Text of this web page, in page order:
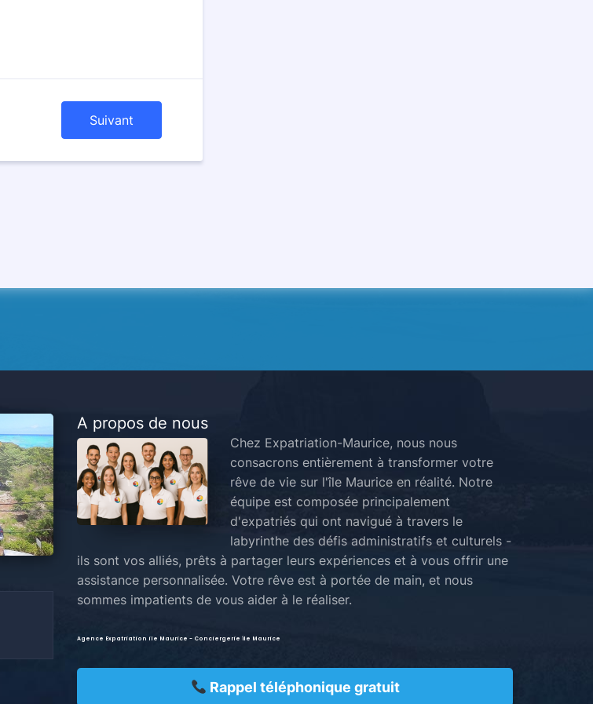
Suivant
A propos de nous
Chez Expatriation-Maurice, nous nous
consacrons entièrement à transformer votre
rêve de vie sur l'île Maurice en réalité. Notre
équipe est composée principalement
d'expatriés qui ont navigué à travers le
labyrinthe des défis administratifs et culturels -
ils sont vos alliés, prêts à partager leurs expériences et à vous offrir une
assistance personnalisée. Votre rêve est à portée de main, et nous
sommes impatients de vous aider à le réaliser.
Agence Expatriation ile Maurice - Conciergerie île Maurice
Rappel téléphonique gratuit